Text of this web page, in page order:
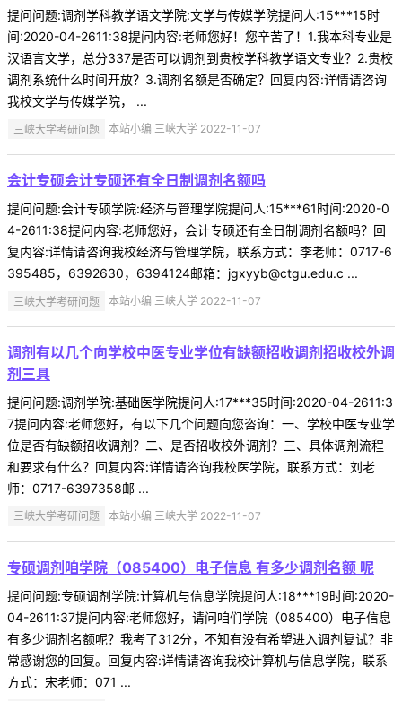
提问问题:调剂学科教学语文学院:文学与传媒学院提问人:15***15时
间:2020-04-2611:38提问内容:老师您好！您辛苦了！1.我本科专业是
汉语言文学，总分337是否可以调剂到贵校学科教学语文专业？2.贵校
调剂系统什么时间开放？3.调剂名额是否确定？回复内容:详情请咨询
我校文学与传媒学院， ...
三峡大学考研问题 本站小编 三峡大学 2022-11-07
会计专硕会计专硕还有全日制调剂名额吗
提问问题:会计专硕学院:经济与管理学院提问人:15***61时间:2020-0
4-2611:38提问内容:老师您好，会计专硕还有全日制调剂名额吗？回
复内容:详情请咨询我校经济与管理学院，联系方式：李老师：0717-6
395485，6392630，6394124邮箱：jgxyyb@ctgu.edu.c ...
三峡大学考研问题 本站小编 三峡大学 2022-11-07
调剂有以几个向学校中医专业学位有缺额招收调剂招收校外调
剂三具
提问问题:调剂学院:基础医学院提问人:17***35时间:2020-04-2611:3
7提问内容:老师您好，有以下几个问题向您咨询：一、学校中医专业学
位是否有缺额招收调剂？二、是否招收校外调剂？三、具体调剂流程
和要求有什么？回复内容:详情请咨询我校医学院，联系方式：刘老
师：0717-6397358邮 ...
三峡大学考研问题 本站小编 三峡大学 2022-11-07
专硕调剂咱学院（085400）电子信息 有多少调剂名额 呢
提问问题:专硕调剂学院:计算机与信息学院提问人:18***19时间:2020-
04-2611:37提问内容:老师您好，请问咱们学院（085400）电子信息
有多少调剂名额呢？我考了312分，不知有没有希望进入调剂复试？非
常感谢您的回复。回复内容:详情请咨询我校计算机与信息学院，联系
方式：宋老师：071 ...